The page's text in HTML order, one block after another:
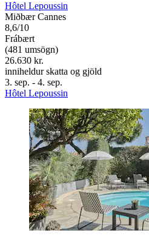
Hôtel Lepoussin
Miðbær Cannes
8,6/10
Frábært
(481 umsögn)
26.630 kr.
inniheldur skatta og gjöld
3. sep. - 4. sep.
Hôtel Lepoussin